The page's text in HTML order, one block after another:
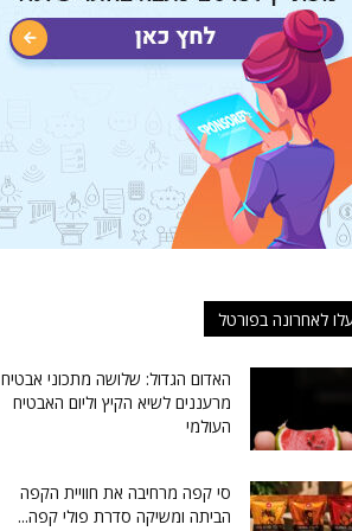
לאחרונה בפורטל
האדום הגדול: שלושה מתכוני אבטיח
מרעננים לשיא הקיץ וליום האבטיח
העולמי
סי קפה מרחיבה את חוויית הקפה
הביתה ומשיקה סדרת פולי קפה...